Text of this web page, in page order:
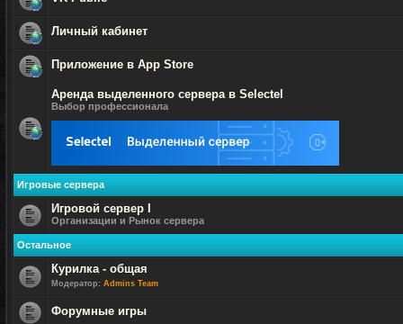
сообщений
непрочитанных
сообщений
непрочитанных
сообщений
Личный кабинет
непрочитанных
сообщений
Приложение в App Store
сообщений
Аренда выделенного сервера в Selectel
Выбор профессионала
Игровые сервера
Нет
непрочитанных
Игровой сервер I
Организации и Рынок сервера
Остальное
сообщений
Курилка - общая
Модератор: Admins Team
Форумные игры